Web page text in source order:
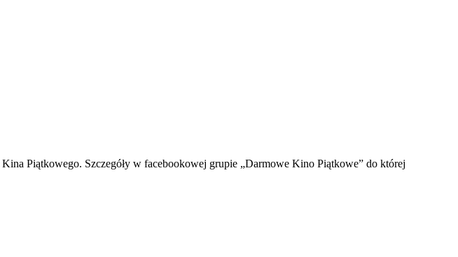
Piątkowego. Szczegóły w facebookowej grupie „Darmowe Kino Piątkowe” do której